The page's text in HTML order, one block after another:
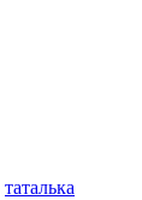
таталька